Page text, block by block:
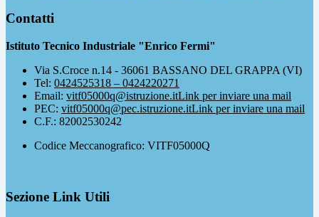
Contatti
Istituto Tecnico Industriale "Enrico Fermi"
Via S.Croce n.14 - 36061 BASSANO DEL GRAPPA (VI)
Tel: 0424525318 – 0424220271
Email: vitf05000q@istruzione.itLink per inviare una mail
PEC: vitf05000q@pec.istruzione.itLink per inviare una mail
C.F.: 82002530242
Codice Meccanografico: VITF05000Q
Sezione Link Utili